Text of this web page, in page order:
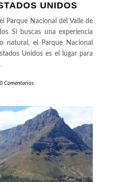
UNIDOS
Parque Nacional del Valle de
Si buscas una experiencia
natural, el Parque Nacional
Unidos es el lugar para
0 Comentarios